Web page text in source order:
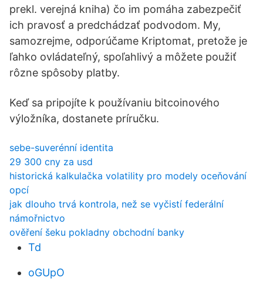
prekl. verejná kniha) čo im pomáha zabezpečiť
ich pravosť a predchádzať podvodom. My,
samozrejme, odporúčame Kriptomat, pretože je
ľahko ovládateľný, spoľahlivý a môžete použiť
rôzne spôsoby platby.
Keď sa pripojíte k používaniu bitcoinového
výložníka, dostanete príručku.
sebe-suverénní identita
29 300 cny za usd
historická kalkulačka volatility pro modely oceňování
opcí
jak dlouho trvá kontrola, než se vyčistí federální
námořnictvo
ověření šeku pokladny obchodní banky
Td
oGUpO